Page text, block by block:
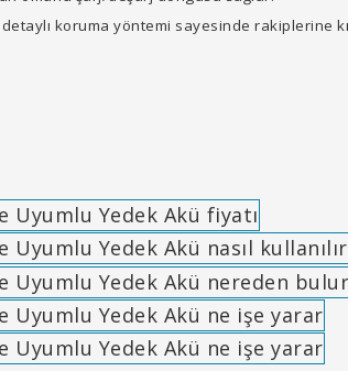
detaylı koruma yöntemi sayesinde rakiplerine